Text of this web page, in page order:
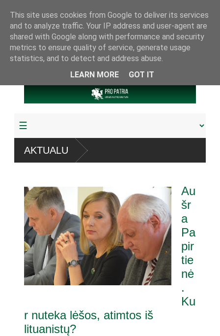
AKTUALU
Au
šr
a
Pa
pir
tie
nė
.
Ku
r nuteka lėšos, atimtos iš
lituanistų?
This site uses cookies from Google to deliver its services
and to analyze traffic. Your IP address and user-agent are
shared with Google along with performance and security
metrics to ensure quality of service, generate usage
statistics, and to detect and address abuse.
LEARN MORE
GOT IT